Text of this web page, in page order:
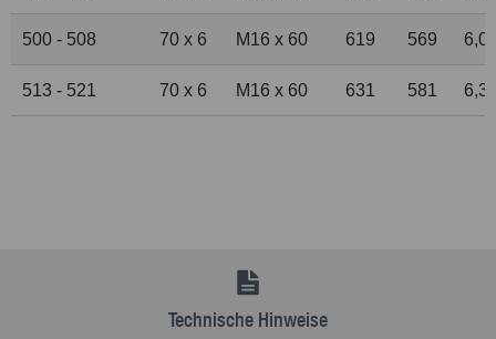
500 - 508 70 x 6 M16 x 60 619 569
513 - 521 70 x 6 M16 x 60 631 581
Technische Hinweise